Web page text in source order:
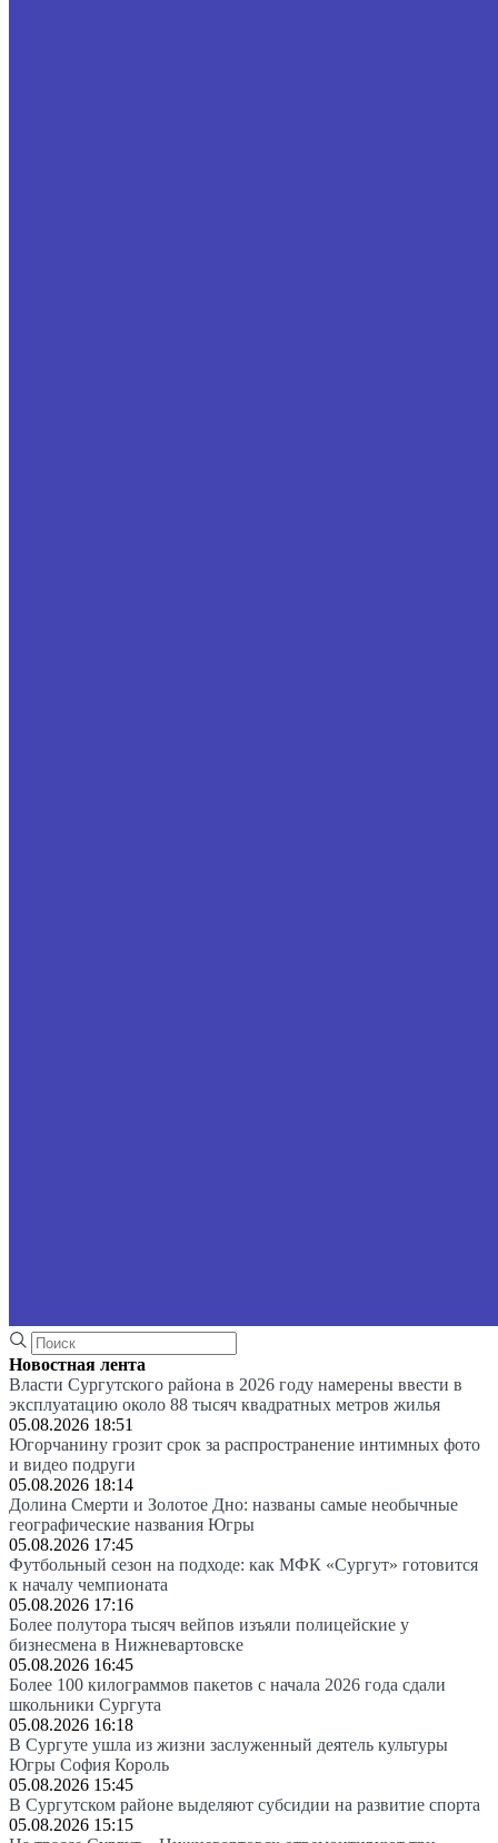
Новостная лента
Власти Сургутского района в 2026 году намерены ввести в
эксплуатацию около 88 тысяч квадратных метров жилья
05.08.2026 18:51
Югорчанину грозит срок за распространение интимных фото
и видео подруги
05.08.2026 18:14
Долина Смерти и Золотое Дно: названы самые необычные
географические названия Югры
05.08.2026 17:45
Футбольный сезон на подходе: как МФК «Сургут» готовится
к началу чемпионата
05.08.2026 17:16
Более полутора тысяч вейпов изъяли полицейские у
бизнесмена в Нижневартовске
05.08.2026 16:45
Более 100 килограммов пакетов с начала 2026 года сдали
школьники Сургута
05.08.2026 16:18
В Сургуте ушла из жизни заслуженный деятель культуры
Югры София Король
05.08.2026 15:45
В Сургутском районе выделяют субсидии на развитие спорта
05.08.2026 15:15